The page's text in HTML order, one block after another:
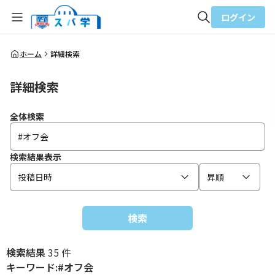
全体検索
ログイン
ホーム 詳細検索
詳細検索
全体検索
検索結果表示
投稿日時
昇順
検索
検索結果35 件
キーワード:#オフ会